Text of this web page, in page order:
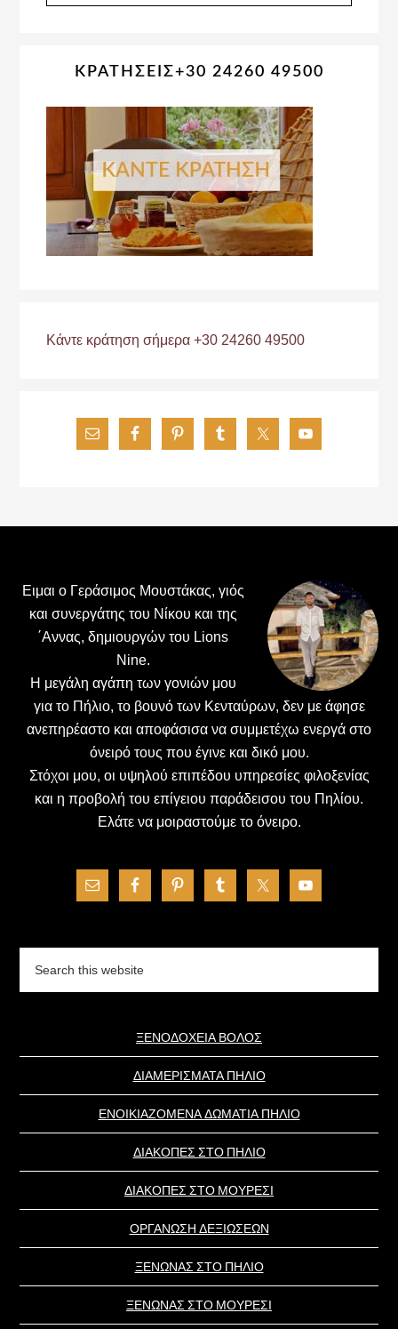
ΚΡΑΤΗΣΕΙΣ+30 24260 49500
Κάντε κράτηση σήμερα +30 24260 49500
Ειμαι ο Γεράσιμος Μουστάκας, γιός
και συνεργάτης του Νίκου και της
΄Αννας, δημιουργών του Lions
Nine.
H μεγάλη αγάπη των γονιών μου
για το Πήλιο, το βουνό των Κενταύρων, δεν με άφησε
ανεπηρέαστο και αποφάσισα να συμμετέχω ενεργά στο
όνειρό τους που έγινε και δικό μου.
Στόχοι μου, οι υψηλού επιπέδου υπηρεσίες φιλοξενίας
και η προβολή του επίγειου παράδεισου του Πηλίου.
Ελάτε να μοιραστούμε το όνειρο.
ΞΕΝΟΔΟΧΕΙΑ ΒΟΛΟΣ
ΔΙΑΜΕΡΙΣΜΑΤΑ ΠΗΛΙΟ
ΕΝΟΙΚΙΑΖΟΜΕΝΑ ΔΩΜΑΤΙΑ ΠΗΛΙΟ
ΔΙΑΚΟΠΕΣ ΣΤΟ ΠΗΛΙΟ
ΔΙΑΚΟΠΕΣ ΣΤΟ ΜΟΥΡΕΣΙ
ΟΡΓΑΝΩΣΗ ΔΕΞΙΩΣΕΩΝ
ΞΕΝΩΝΑΣ ΣΤΟ ΠΗΛΙΟ
ΞΕΝΩΝΑΣ ΣΤΟ ΜΟΥΡΕΣΙ